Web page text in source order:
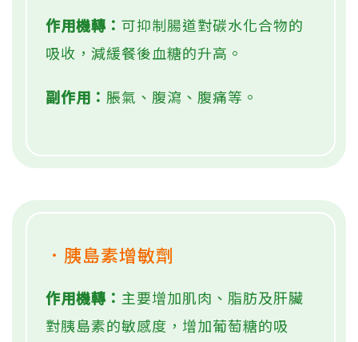
作用機轉： 可抑制腸道對碳水化合物的
吸收，減緩餐後血糖的升高。
副作用： 脹氣、腹瀉、腹痛等。
．胰島素增敏劑
作用機轉： 主要增加肌肉、脂肪及肝臟
對胰島素的敏感度，增加葡萄糖的吸